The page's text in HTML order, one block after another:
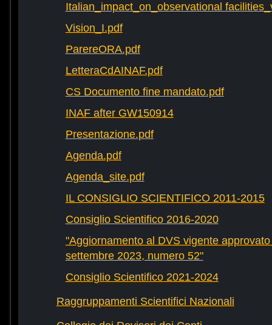
Italian_impact_on_observational
Vision_I.pdf
ParereORA.pdf
LetteraCdAINAF.pdf
CS Documento fine mandato.pdf
INAF after GW150914
Presentazione.pdf
Agenda.pdf
Agenda_site.pdf
IL CONSIGLIO SCIENTIFICO 2011-2015
Consiglio Scientifico 2016-2020
"Aggiornamento al DVS vigente
settembre 2023, numero 52"
Consiglio Scientifico 2021-2024
Raggruppamenti Scientifici Nazionali